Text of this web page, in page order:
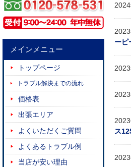
ーピ
ス
メインメニュー
トップページ
トラブル解決までの流れ
価格表
出張エリア
よくいただくご質問
よくあるトラブル例
当店が安い理由